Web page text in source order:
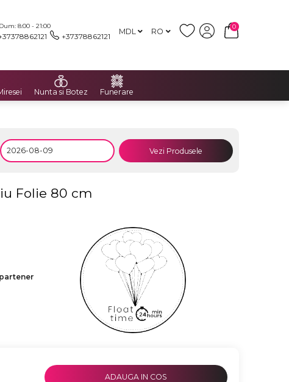
8:00 - 21:00
+37378862121 MDL RO
0
Nunta si Botez Funerare
Vezi Produsele
Folie 80 cm
ADAUGA IN COS